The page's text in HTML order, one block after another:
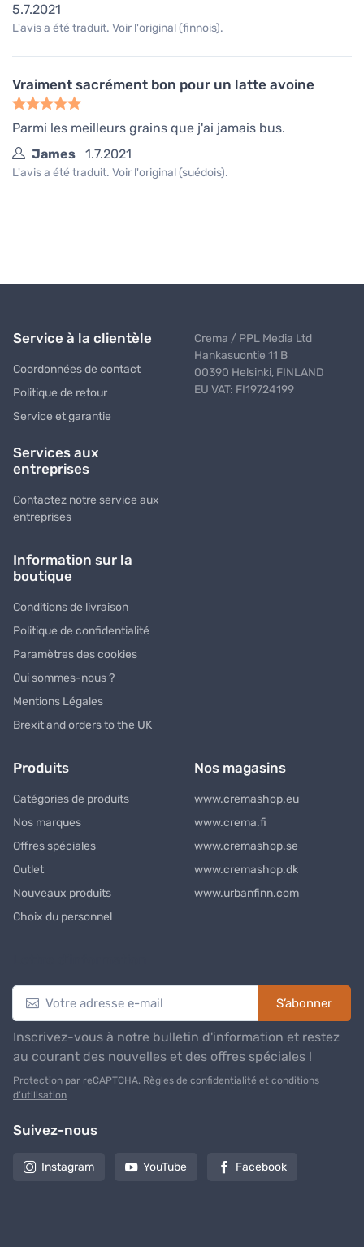
5.7.2021
L'avis a été traduit. Voir l'original (finnois).
Vraiment sacrément bon pour un latte avoine
Parmi les meilleurs grains que j'ai jamais bus.
James
1.7.2021
L'avis a été traduit. Voir l'original (suédois).
Service à la clientèle
Coordonnées de contact
Politique de retour
Service et garantie
Services aux
entreprises
Contactez notre service aux
entreprises
Crema / PPL Media Ltd
Hankasuontie 11 B
00390 Helsinki, FINLAND
EU VAT: FI19724199
Information sur la
boutique
Conditions de livraison
Politique de confidentialité
Paramètres des cookies
Qui sommes-nous ?
Mentions Légales
Brexit and orders to the UK
Produits
Catégories de produits
Nos marques
Offres spéciales
Outlet
Nouveaux produits
Choix du personnel
Nos magasins
www.cremashop.eu
www.crema.fi
www.cremashop.se
www.cremashop.dk
www.urbanfinn.com
S’abonner
Inscrivez-vous à notre bulletin d'information et restez
au courant des nouvelles et des offres spéciales !
Protection par reCAPTCHA. Règles de confidentialité et conditions
d’utilisation
Suivez-nous
Instagram YouTube Facebook